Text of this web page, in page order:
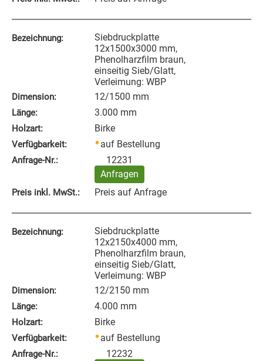
Bezeichnung:
Siebdruckplatte
12x1500x3000 mm,
Phenolharzfilm braun,
einseitig Sieb/Glatt,
Verleimung: WBP
Dimension: 12/1500 mm
Länge: 3.000 mm
Holzart: Birke
Verfügbarkeit: auf Bestellung
Anfrage‑Nr.:
12231
Anfragen
Preis inkl. MwSt.: Preis auf Anfrage
Bezeichnung:
Siebdruckplatte
12x2150x4000 mm,
Phenolharzfilm braun,
einseitig Sieb/Glatt,
Verleimung: WBP
Dimension: 12/2150 mm
Länge: 4.000 mm
Holzart: Birke
Verfügbarkeit: auf Bestellung
Anfrage‑Nr.:
12232